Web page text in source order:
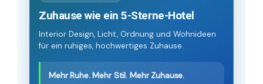
Zuhause wie ein 5-Sterne-Hotel
Interior Design, Licht, Ordnung und Wohnideen
für ein ruhiges, hochwertiges Zuhause.
Mehr Ruhe. Mehr Stil. Mehr Zuhause.